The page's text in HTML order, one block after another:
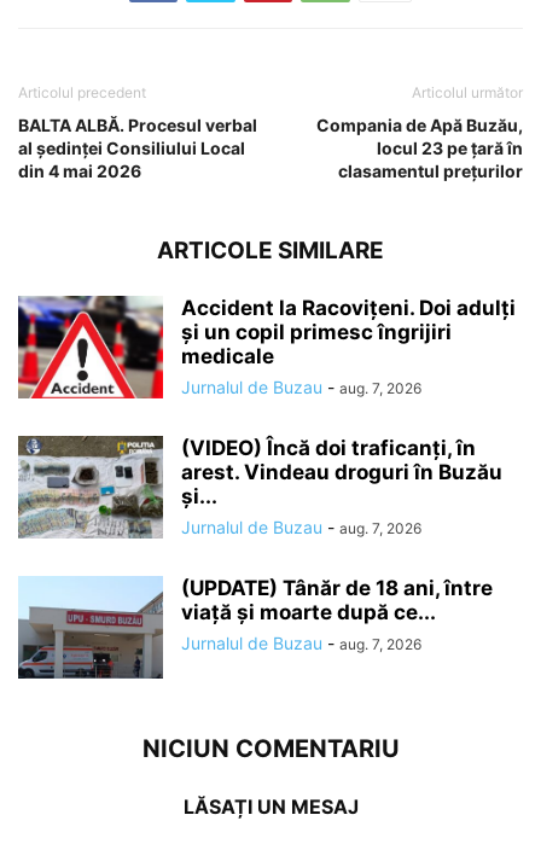
Articolul precedent
BALTA ALBĂ. Procesul verbal
al ședinței Consiliului Local
din 4 mai 2026
Articolul următor
Compania de Apă Buzău,
locul 23 pe țară în
clasamentul prețurilor
ARTICOLE SIMILARE
Accident la Racovițeni. Doi adulți
și un copil primesc îngrijiri
medicale
Jurnalul de Buzau - aug. 7, 2026
(VIDEO) Încă doi traficanți, în
arest. Vindeau droguri în Buzău
și...
Jurnalul de Buzau - aug. 7, 2026
(UPDATE) Tânăr de 18 ani, între
viață și moarte după ce...
Jurnalul de Buzau - aug. 7, 2026
NICIUN COMENTARIU
LĂSAȚI UN MESAJ